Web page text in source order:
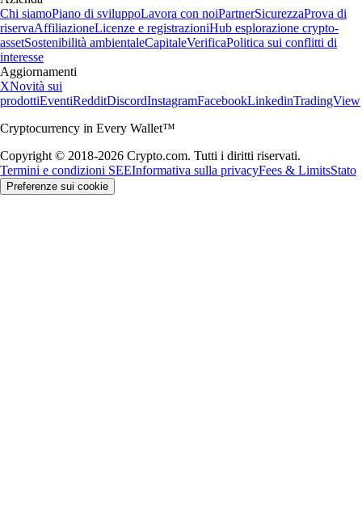
Chi siamoPiano di sviluppoLavora con noiPartnerSicurezzaProva di
riservaAffiliazioneLicenze e registrazioniHub esplorazione crypto-
assetSostenibilità ambientaleCapitaleVerificaPolitica sui conflitti di
interesse
Aggiornamenti
XNovità sui
prodottiEventiRedditDiscordInstagramFacebookLinkedinTradingView
Cryptocurrency in Every Wallet™
Copyright © 2018-2026 Crypto.com. Tutti i diritti riservati.
Termini e condizioni SEEInformativa sulla privacyFees & LimitsStato
Preferenze sui cookie